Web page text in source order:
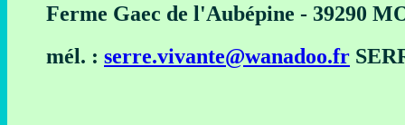
Ferme Gaec de l'Aubépine - 39290
mél. : serre.vivante@wanadoo.fr